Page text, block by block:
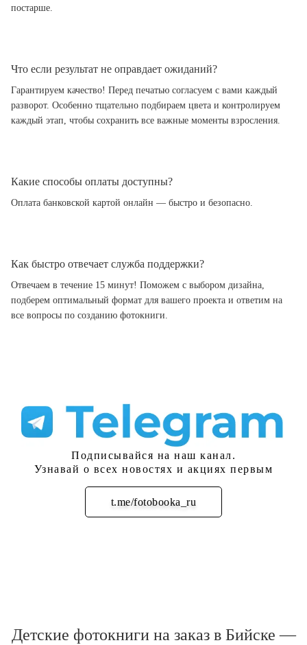
постарше.
Что если результат не оправдает ожиданий?
Гарантируем качество! Перед печатью согласуем с вами каждый
разворот. Особенно тщательно подбираем цвета и контролируем
каждый этап, чтобы сохранить все важные моменты взросления.
Какие способы оплаты доступны?
Оплата банковской картой онлайн — быстро и безопасно.
Как быстро отвечает служба поддержки?
Отвечаем в течение 15 минут! Поможем с выбором дизайна,
подберем оптимальный формат для вашего проекта и ответим на
все вопросы по созданию фотокниги.
Подписывайся на наш канал.
Узнавай о всех новостях и акциях первым
t.me/fotobooka_ru
Подписаться
Детские фотокниги на заказ в Бийске —